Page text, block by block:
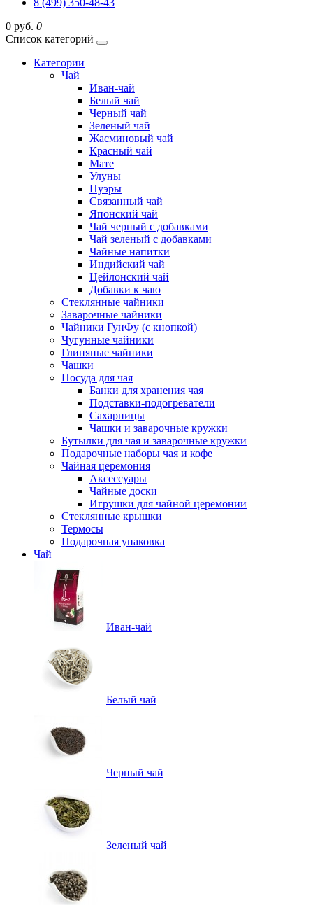
8 (499) 350-48-43
0 руб. 0
Список категорий
Категории
Чай
Иван-чай
Белый чай
Черный чай
Зеленый чай
Жасминовый чай
Красный чай
Мате
Улуны
Пуэры
Связанный чай
Японский чай
Чай черный с добавками
Чай зеленый с добавками
Чайные напитки
Индийский чай
Цейлонский чай
Добавки к чаю
Стеклянные чайники
Заварочные чайники
Чайники ГунФу (с кнопкой)
Чугунные чайники
Глиняные чайники
Чашки
Посуда для чая
Банки для хранения чая
Подставки-подогреватели
Сахарницы
Чашки и заварочные кружки
Бутылки для чая и заварочные кружки
Подарочные наборы чая и кофе
Чайная церемония
Аксессуары
Чайные доски
Игрушки для чайной церемонии
Стеклянные крышки
Термосы
Подарочная упаковка
Чай
Иван-чай
Белый чай
Черный чай
Зеленый чай